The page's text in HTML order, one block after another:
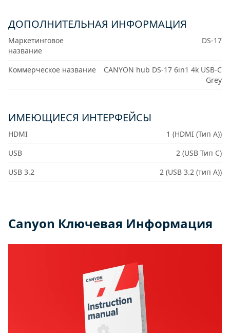
ДОПОЛНИТЕЛЬНАЯ ИНФОРМАЦИЯ
Маркетинговое
название
DS-17
Коммерческое название
CANYON hub DS-17 6in1 4k USB-C
Grey
ИМЕЮЩИЕСЯ ИНТЕРФЕЙСЫ
HDMI
1 (HDMI (Тип A))
USB
2 (USB Тип C)
USB 3.2
2 (USB 3.2 (тип A))
Canyon Ключевая Информация